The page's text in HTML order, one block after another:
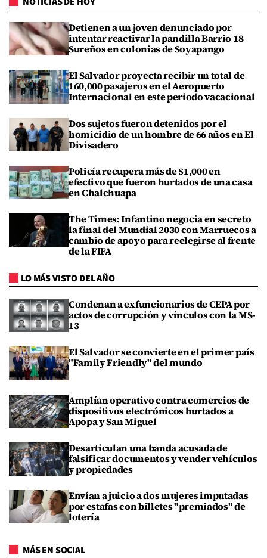
Detienen a un joven denunciado por
intentar reactivar la pandilla Barrio 18
Sureños en colonias de Soyapango
El Salvador proyecta recibir un total de
160,000 pasajeros en el Aeropuerto
Internacional en este periodo vacacional
Dos sujetos fueron detenidos por el
homicidio de un hombre de 66 años en El
Divisadero
Policía recupera más de $1,000 en
efectivo que fueron hurtados de una casa
en Chalchuapa
The Times: Infantino negocia en secreto
la final del Mundial 2030 con Marruecos a
cambio de apoyo para reelegirse al frente
de la FIFA
LO MÁS VISTO DEL AÑO
Condenan a exfuncionarios de CEPA por
actos de corrupción y vínculos con la MS-
13
El Salvador se convierte en el primer país
"Family Friendly" del mundo
Amplían operativo contra comercios de
dispositivos electrónicos hurtados a
Apopa y San Miguel
Desarticulan una banda acusada de
falsificar documentos y vender vehículos
y propiedades
Envían a juicio a dos mujeres imputadas
por estafas con billetes "premiados" de
lotería
MÁS EN SOCIAL